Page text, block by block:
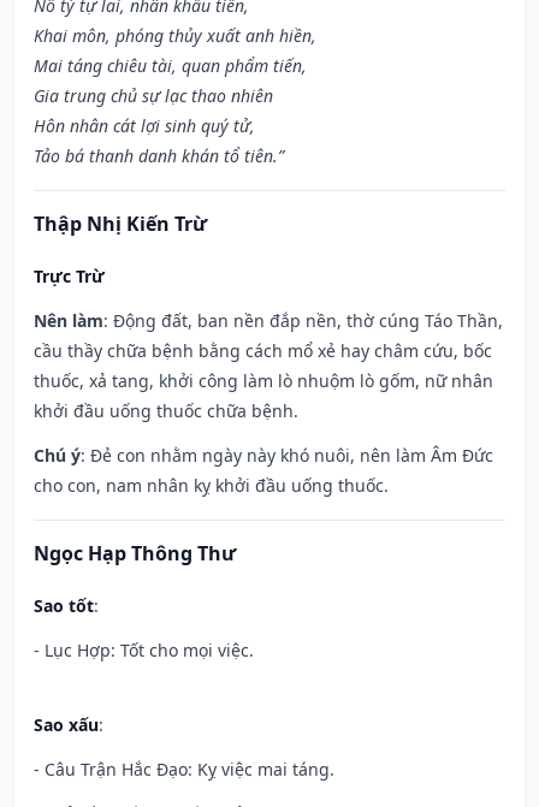
Nô tỳ tự lai, nhân khẩu tiến,
Khai môn, phóng thủy xuất anh hiền,
Mai táng chiêu tài, quan phẩm tiến,
Gia trung chủ sự lạc thao nhiên
Hôn nhân cát lợi sinh quý tử,
Tảo bá thanh danh khán tổ tiên.”
Thập Nhị Kiến Trừ
Trực Trừ
Nên làm: Động đất, ban nền đắp nền, thờ cúng Táo Thần,
cầu thầy chữa bệnh bằng cách mổ xẻ hay châm cứu, bốc
thuốc, xả tang, khởi công làm lò nhuộm lò gốm, nữ nhân
khởi đầu uống thuốc chữa bệnh.
Chú ý: Đẻ con nhằm ngày này khó nuôi, nên làm Âm Đức
cho con, nam nhân kỵ khởi đầu uống thuốc.
Ngọc Hạp Thông Thư
Sao tốt:
- Lục Hợp: Tốt cho mọi việc.
Sao xấu:
- Câu Trận Hắc Đạo: Kỵ việc mai táng.